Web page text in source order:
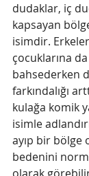
dudaklar, iç
kapsayan
isimdir.
çocuklarına
bahsederken
farkındalığı
kulağa komik
isimle
ayıp bir bölge
bedenini